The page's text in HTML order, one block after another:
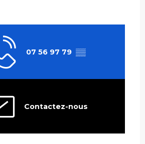
07 56 97 79 ▒▒
Contactez-nous